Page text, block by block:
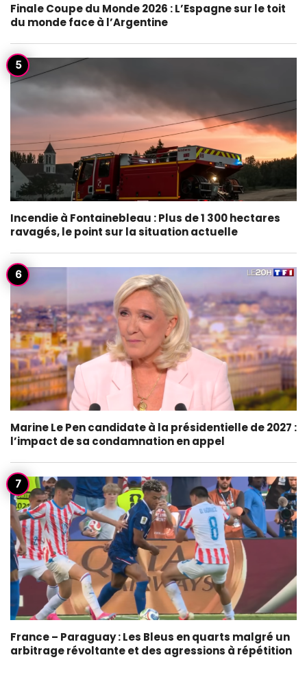
Finale Coupe du Monde 2026 : L’Espagne sur le toit
du monde face à l’Argentine
Incendie à Fontainebleau : Plus de 1 300 hectares
ravagés, le point sur la situation actuelle
Marine Le Pen candidate à la présidentielle de 2027 :
l’impact de sa condamnation en appel
France – Paraguay : Les Bleus en quarts malgré un
arbitrage révoltante et des agressions à répétition